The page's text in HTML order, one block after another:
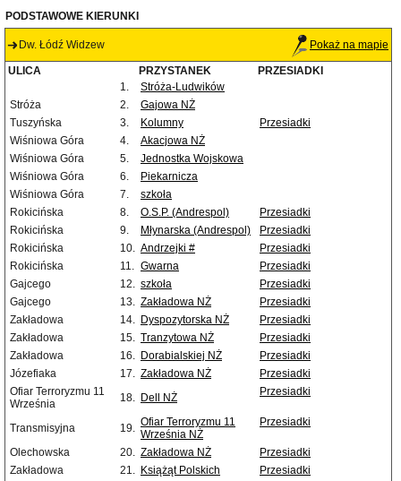
PODSTAWOWE KIERUNKI
Dw. Łódź Widzew Pokaż na mapie
ULICA PRZYSTANEK
PRZESIADKI
1.
Stróża-Ludwików
Stróża
2.
Gajowa NŻ
Tuszyńska
3. Kolumny
Przesiadki
Wiśniowa Góra
4.
Akacjowa NŻ
Wiśniowa Góra
5.
Jednostka Wojskowa
Wiśniowa Góra
6.
Piekarnicza
Wiśniowa Góra
7.
szkoła
Rokicińska
8. O.S.P. (Andrespol)
Przesiadki
Rokicińska
9. Młynarska (Andrespol)
Przesiadki
Rokicińska
10. Andrzejki #
Przesiadki
Rokicińska
11. Gwarna
Przesiadki
Gajcego
12. szkoła
Przesiadki
Gajcego
13. Zakładowa NŻ
Przesiadki
Zakładowa
14. Dyspozytorska NŻ
Przesiadki
Zakładowa
15. Tranzytowa NŻ
Przesiadki
Zakładowa
16. Dorabialskiej NŻ
Przesiadki
Józefiaka
17. Zakładowa NŻ
Przesiadki
Ofiar Terroryzmu 11
Września
18. Dell NŻ Przesiadki
Transmisyjna 19. Ofiar Terroryzmu 11
Września NŻ
Przesiadki
Olechowska 20. Zakładowa NŻ
Przesiadki
Zakładowa
21. Książąt Polskich
Przesiadki